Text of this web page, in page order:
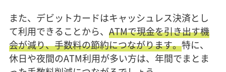
また、デビットカードはキャッシュレス決済とし
て利用できることから、 ATMで現金を引き出す機
会が減り、手数料の節約につながります。特に、
休日や夜間のATM利用が多い方は、年間でまとま